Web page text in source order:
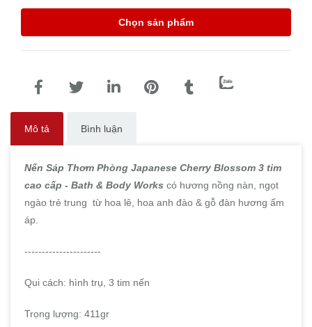
Chọn sản phẩm
Mô tả Bình luận
Nến Sáp Thơm Phòng Japanese Cherry Blossom 3 tim
cao cấp - Bath & Body Works có hương nồng nàn, ngọt
ngào trẻ trung từ hoa lê, hoa anh đào & gỗ đàn hương ấm
áp.
----------------------
Qui cách: hình trụ, 3 tim nến
Trọng lượng: 411gr